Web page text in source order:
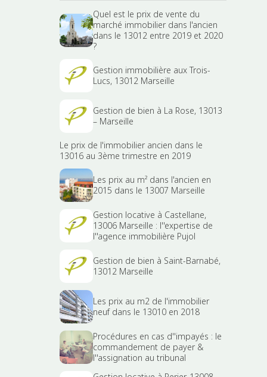
Quel est le prix de vente du
marché immobilier dans l'ancien
dans le 13012 entre 2019 et 2020
?
Gestion immobilière aux Trois-
Lucs, 13012 Marseille
Gestion de bien à La Rose, 13013
– Marseille
Le prix de l'immobilier ancien dans le
13016 au 3ème trimestre en 2019
Les prix au m² dans l'ancien en
2015 dans le 13007 Marseille
Gestion locative à Castellane,
13006 Marseille : l''expertise de
l''agence immobilière Pujol
Gestion de bien à Saint-Barnabé,
13012 Marseille
Les prix au m2 de l'immobilier
neuf dans le 13010 en 2018
Procédures en cas d''impayés : le
commandement de payer &
l''assignation au tribunal